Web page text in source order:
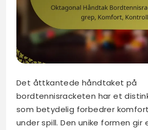
Det åttkantede håndtaket på
bordtennisracketen har et
som betydelig forbedrer
under spill. Den unike formen gir